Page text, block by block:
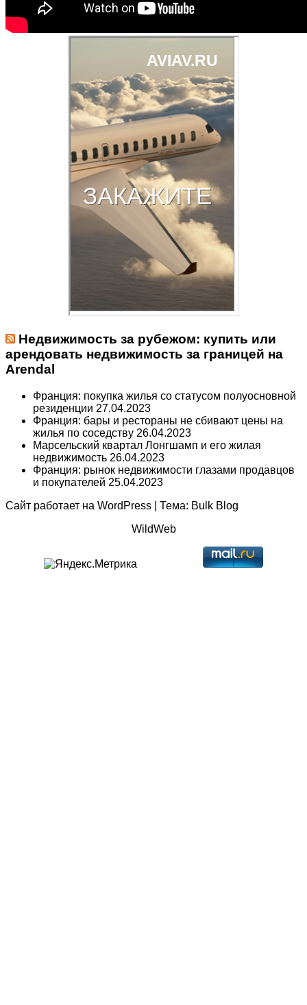
Недвижимость за рубежом: купить или
арендовать недвижимость за границей на
Arendal
Франция: покупка жилья со статусом полуосновной
резиденции 27.04.2023
Франция: бары и рестораны не сбивают цены на
жилья по соседству 26.04.2023
Марсельский квартал Лонгшамп и его жилая
недвижимость 26.04.2023
Франция: рынок недвижимости глазами продавцов
и покупателей 25.04.2023
Сайт работает на WordPress Тема: Bulk Blog
WildWeb